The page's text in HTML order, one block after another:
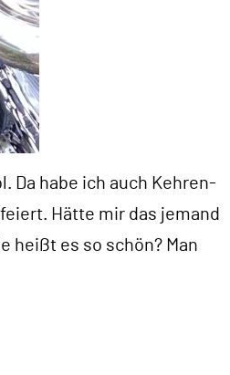
Da habe ich auch Kehren-
Hätte mir das jemand
heißt es so schön? Man